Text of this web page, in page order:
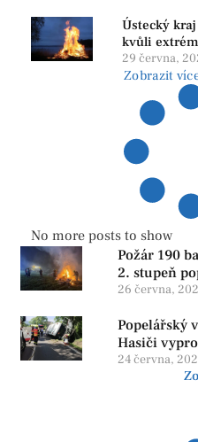
Ústecký
kvůli
ohňů i
29 června,
Zobrazit
No more posts to show
Požár 190
2. stupeň
26 června,
Popelářský
Hasiči
24 června,